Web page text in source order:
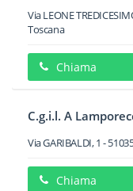
Via LEONE
Toscana
Chiama
C.g.i.l. A
Via GARIBALDI, 1 -
Chiama